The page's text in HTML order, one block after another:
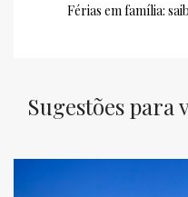
Férias em família:
Sugestões para